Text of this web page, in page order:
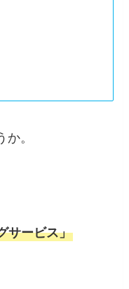
。
サービス」